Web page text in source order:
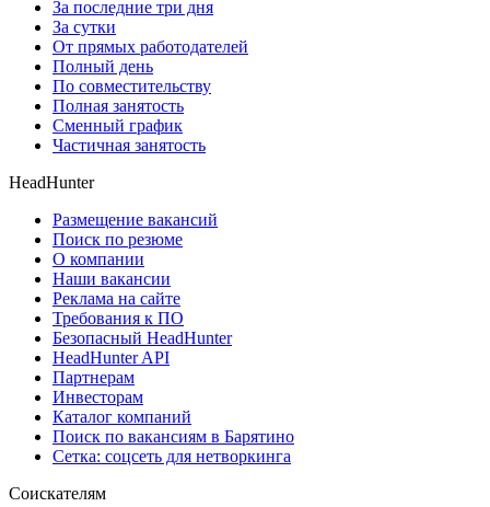
За последние три дня
За сутки
От прямых работодателей
Полный день
По совместительству
Полная занятость
Сменный график
Частичная занятость
HeadHunter
Размещение вакансий
Поиск по резюме
О компании
Наши вакансии
Реклама на сайте
Требования к ПО
Безопасный HeadHunter
HeadHunter API
Партнерам
Инвесторам
Каталог компаний
Поиск по вакансиям в Барятино
Сетка: соцсеть для нетворкинга
Соискателям